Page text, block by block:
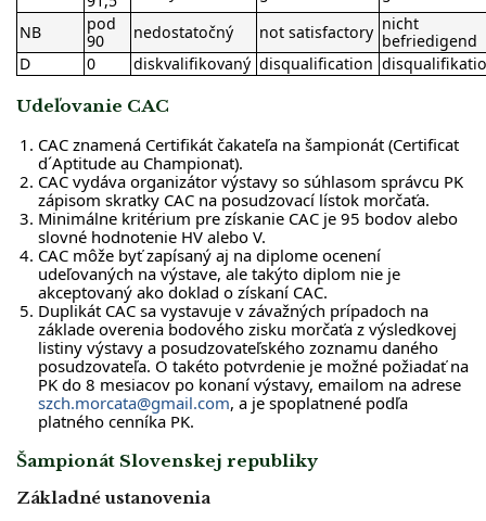
NB
pod
90
nedostatočný not satisfactory nicht
befriedigend
D
0 diskvalifikovaný disqualification
Udeľovanie CAC
CAC znamená Certifikát čakateľa na šampionát (Certificat
d´Aptitude au Championat).
CAC vydáva organizátor výstavy so súhlasom správcu PK
zápisom skratky CAC na posudzovací lístok morčaťa.
Minimálne kritérium pre získanie CAC je 95 bodov alebo
slovné hodnotenie HV alebo V.
CAC môže byť zapísaný aj na diplome ocenení
udeľovaných na výstave, ale takýto diplom nie je
akceptovaný ako doklad o získaní CAC.
Duplikát CAC sa vystavuje v závažných prípadoch na
základe overenia bodového zisku morčaťa z výsledkovej
listiny výstavy a posudzovateľského zoznamu daného
posudzovateľa. O takéto potvrdenie je možné požiadať na
PK do 8 mesiacov po konaní výstavy, emailom na adrese
szch.morcata@gmail.com, a je spoplatnené podľa
platného cenníka PK.
Šampionát Slovenskej republiky
Základné ustanovenia